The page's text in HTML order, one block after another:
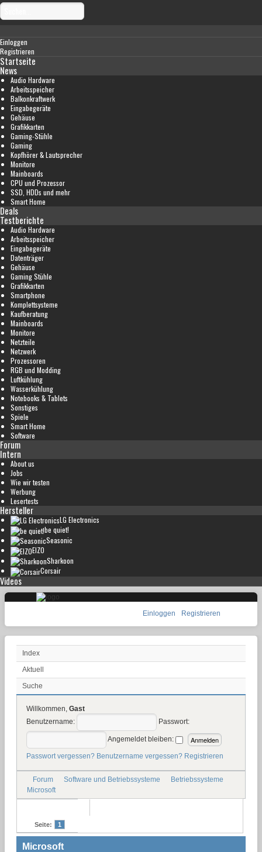
Einloggen
Registrieren
Startseite
News
Audio Hardware
Arbeitsspeicher
Balkonkraftwerk
Eingabegeräte
Gehäuse
Grafikkarten
Gaming-Stühle
Gaming
Kopfhörer & Lautsprecher
Monitore
Mainboards
CPU und Prozessor
SSD, HDDs und mehr
Smart Home
Deals
Testberichte
Audio Hardware
Arbeitsspeicher
Eingabegeräte
Datenträger
Gehäuse
Gaming Stühle
Grafikkarten
Smartphone
Komplettsysteme
Kaufberatung
Mainboards
Monitore
Netzteile
Netzwerk
Prozessoren
RGB und Modding
Luftkühlung
Wasserkühlung
Notebooks & Tablets
Sonstiges
Spiele
Smart Home
Software
Forum
Intern
About us
Jobs
Wie wir testen
Werbung
Lesertests
Hersteller
LG Electronics
be quiet!
Seasonic
EIZO
Sharkoon
Corsair
Videos
Einloggen Registrieren
Index
Aktuell
Suche
Willkommen, Gast
Benutzername:
Passwort:
Angemeldet bleiben:
Passwort vergessen? Benutzername vergessen? Registrieren
Forum Software und Betriebssysteme
Betriebssysteme
Microsoft
Seite: 1
Microsoft